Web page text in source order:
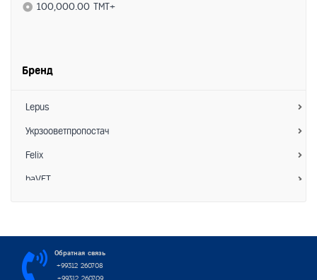
Средства по уходу
- Коррекция поведения
- Гигиена
- Расчески/Фурминаторы
- Ножницы для когтей
Аксессуары
- Игрушки
100,000.00 TMT+
Бренд
Lepus
Укрзооветпропостач
Felix
baVET
Hoosing
Interchemie
Обратная связь
+99312 260708
+99312 260709